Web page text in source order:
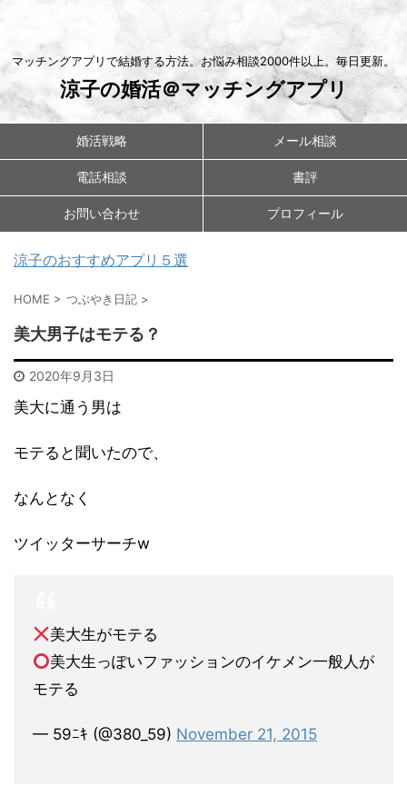
マッチングアプリで結婚する方法。お悩み相談2000件以上。毎日更新。
涼子の婚活＠マッチングアプリ
婚活戦略 メール相談
電話相談 書評
お問い合わせ プロフィール
涼子のおすすめアプリ５選
HOME > つぶやき日記 >
美大男子はモテる？
2020年9月3日
美大に通う男は
モテると聞いたので、
なんとなく
ツイッターサーチw
美大生がモテる
美大生っぽいファッションのイケメン一般人が
モテる
— 59ﾆｷ (@380_59) November 21, 2015